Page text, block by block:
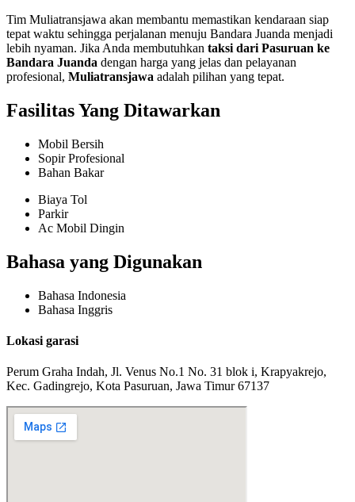
Tim Muliatransjawa akan membantu memastikan kendaraan siap
tepat waktu sehingga perjalanan menuju Bandara Juanda menjadi
lebih nyaman. Jika Anda membutuhkan taksi dari Pasuruan ke
Bandara Juanda dengan harga yang jelas dan pelayanan
profesional, Muliatransjawa adalah pilihan yang tepat.
Fasilitas Yang Ditawarkan
Mobil Bersih
Sopir Profesional
Bahan Bakar
Biaya Tol
Parkir
Ac Mobil Dingin
Bahasa yang Digunakan
Bahasa Indonesia
Bahasa Inggris
Lokasi garasi
Perum Graha Indah, Jl. Venus No.1 No. 31 blok i, Krapyakrejo,
Kec. Gadingrejo, Kota Pasuruan, Jawa Timur 67137